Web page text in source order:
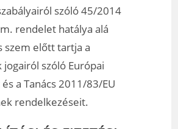
szóló 45/2014
rendelet hatálya alá
szem előtt tartja a
jogairól szóló Európai
a Tanács 2011/83/EU
rendelkezéseit.